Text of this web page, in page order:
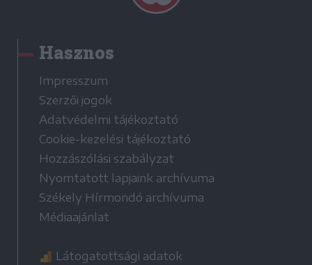
Hasznos
Impresszum
Szerzői jogok
Adatvédelmi tájékoztató
Cookie-kezelési tájékoztató
Hozzászólási szabályzat
Nyomtatott lapjaink archívuma
Székely Hírmondó archívuma
Médiaajánlat
Látogatottsági adatok